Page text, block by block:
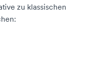
zu klassischen